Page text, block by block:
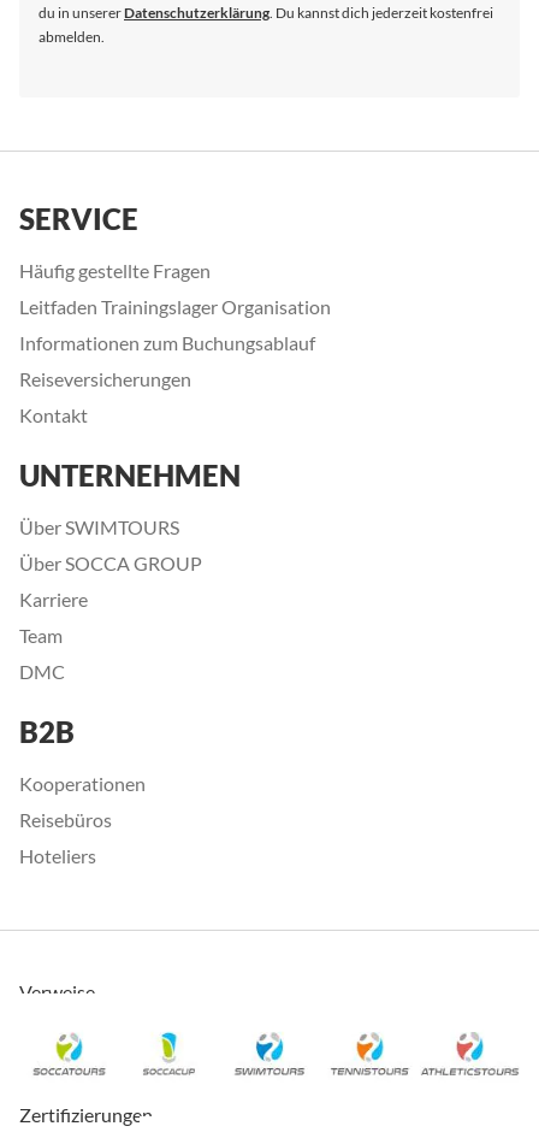
du in unsererDatenschutzerklärung . Du kannst dich jederzeit kostenfrei
abmelden.
SERVICE
Häufig gestellte Fragen
Leitfaden Trainingslager Organisation
Informationen zum Buchungsablauf
Reiseversicherungen
Kontakt
UNTERNEHMEN
Über SWIMTOURS
Über SOCCA GROUP
Karriere
Team
DMC
B2B
Kooperationen
Reisebüros
Hoteliers
Verweise
Zertifizierungen